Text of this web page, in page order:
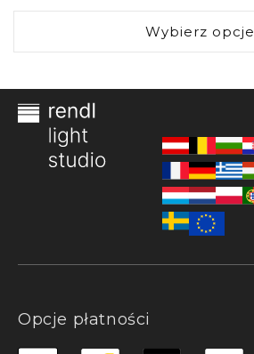
regularna
Wybierz opcje
Opcje płatności